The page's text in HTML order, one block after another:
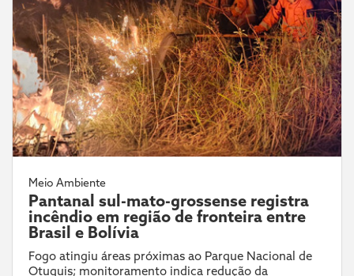
Meio Ambiente
Pantanal sul-mato-grossense registra
incêndio em região de fronteira entre
Brasil e Bolívia
Fogo atingiu áreas próximas ao Parque Nacional de
Otuquis; monitoramento indica redução da